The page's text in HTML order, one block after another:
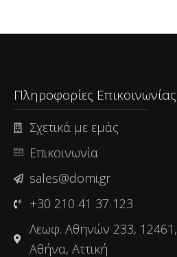
Πληροφορίες Επικοινωνίας
Σχετικά με εμάς
Επικοινωνία
sales@domi.gr
+30 210 41 37 123
Λεωφ. Αθηνών 233, 12461,
Αθήνα, Αττική